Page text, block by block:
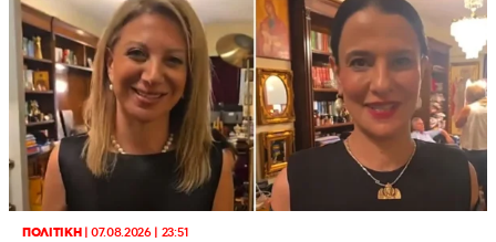
ΠΟΛΙΤΙΚΗ|07.08.2026 | 23:51